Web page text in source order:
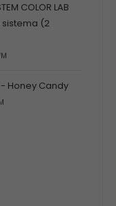
COLOR LAB
(2
Honey Candy